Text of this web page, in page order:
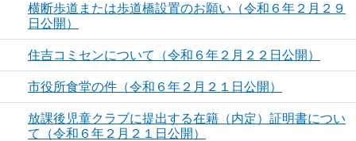
横断歩道または歩道橋設置のお願い（令和６年２月２９
日公開）
住吉コミセンについて（令和６年２月２２日公開）
市役所食堂の件（令和６年２月２１日公開）
放課後児童クラブに提出する在籍（内定）証明書につい
て（令和６年２月２１日公開）